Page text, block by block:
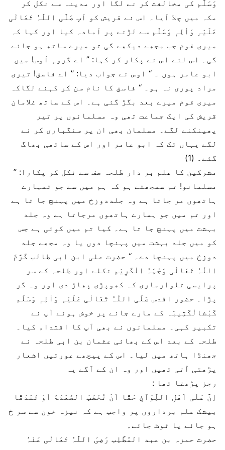
وَسَلَّم کی مخالفت کر نے لگا اور مدینہ سے نکل کر
مکہ میں چلا آیا۔ اس نے قریش کو آپ صَلَّی اللّٰہُ تَعَالٰی
عَلَیْہِ وَاٰلِہٖ وَسَلَّم سے لڑنے پر آمادہ کیا اور کہا کہ
میری قوم جب مجھے دیکھے گی تو میرے ساتھ ہو جائے
گی۔ اس لئے اس نے پکار کر کہا: ’’ اے گروہِ اَوس! میں
ابو عامر ہوں ۔ ‘‘ اوس نے جواب دیا: ’’ اے فاسق! تیری
مراد پوری نہ ہو۔ ‘‘ فاسق کا نام سن کر کہنے لگاکہ
میری قوم میرے بعد بگڑ گئی ہے۔ اس کے ساتھ غلامان
قریش کی ایک جماعت تھی وہ مسلمانوں پر تیر
پھینکنے لگے۔ مسلمان بھی ان پر سنگباری کر نے
لگے یہاں تک کہ ابو عامر اور اس کے ساتھی بھاگ
گئے۔ (1)
مشرکین کا علم بر دار طلحہ صف سے نکل کر پکارا: ’’
مسلمانو! تم سمجھتے ہو کہ ہم میں سے جو تمہارے
ہاتھوں مر جاتا ہے وہ جلددوزخ میں پہنچ جا تا ہے
اور تم میں جو ہمارے ہاتھوں مرجاتا ہے وہ جلد
بہشت میں پہنچ جا تا ہے۔ کیا تم میں کوئی ہے جس
کو میں جلد بہشت میں پہنچا دوں یا وہ مجھے جلد
دوزخ میں پہنچا دے۔ ‘‘ حضرت علی ابن ابی طالب کَرَّمَ
اللّٰہُ تَعَالٰی وَجْہَہُ الْکَرِیْم نکلے اور طلحہ کے سر
پرایسی تلوارماری کہ کھوپڑی پھاڑ دی اور وہ گر
پڑا۔ حضور اقدس صَلَّی اللّٰہُ تَعَالٰی عَلَیْہِ وَاٰلِہٖ وَسَلَّم
کَبْشالْکَتِیبَہ کے مارے جانے پر خوش ہوئے آپ نے
تکبیر کہی۔ مسلمانوں نے بھی آپ کا اقتداء کیا۔
طلحہ کے بعد اس کے بھائی عثمان بن ابی طلحہ نے
جھنڈا ہاتھ میں لیا۔ اس کے پیچھے عورتیں اشعار
پڑھتی آتی تھیں اور وہ ان کے آگے یہ
رجز پڑھتا تھا :
اِنَّ عَلٰی اَھْلِ اللِّوَآئِ حَقَّا اَنْ تُخْضَبَ الصَّعْدَۃُ اَوْ تَنْدَقًا
بیشک علم برداروں پر واجب ہے کہ نیزہ خون سے سر خ
ہو جائے یا ٹوٹ جائے۔
حضرت حمزہ بن عبد المُطَّلِب رَضِیَ اللّٰہُ تَعَالٰی عَنْہُ